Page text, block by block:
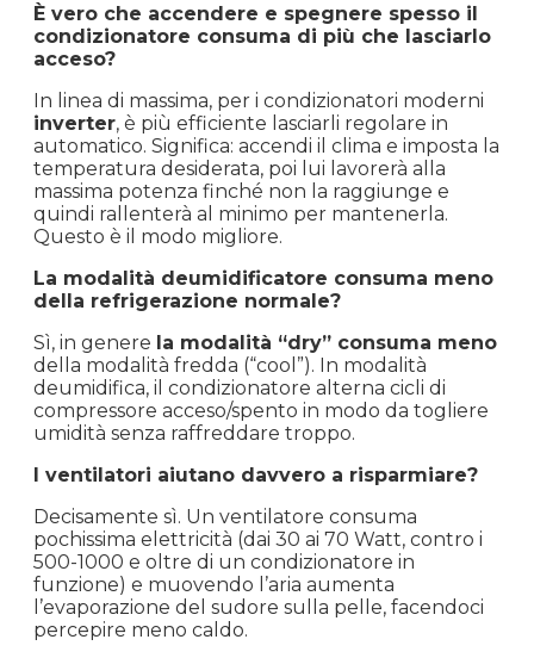
È vero che accendere e spegnere spesso il
condizionatore consuma di più che lasciarlo
acceso?
In linea di massima, per i condizionatori moderni
inverter, è più efficiente lasciarli regolare in
automatico. Significa: accendi il clima e imposta la
temperatura desiderata, poi lui lavorerà alla
massima potenza finché non la raggiunge e
quindi rallenterà al minimo per mantenerla.
Questo è il modo migliore.
La modalità deumidificatore consuma meno
della refrigerazione normale?
Sì, in genere la modalità “dry” consuma meno
della modalità fredda (“cool”). In modalità
deumidifica, il condizionatore alterna cicli di
compressore acceso/spento in modo da togliere
umidità senza raffreddare troppo.
I ventilatori aiutano davvero a risparmiare?
Decisamente sì. Un ventilatore consuma
pochissima elettricità (dai 30 ai 70 Watt, contro i
500-1000 e oltre di un condizionatore in
funzione) e muovendo l’aria aumenta
l’evaporazione del sudore sulla pelle, facendoci
percepire meno caldo.